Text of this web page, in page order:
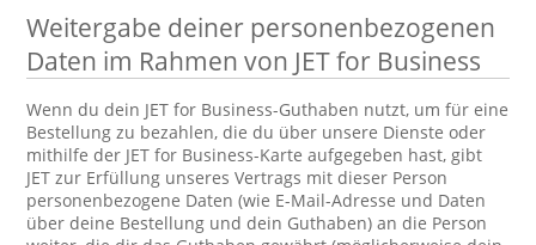
Weitergabe deiner personenbezogenen
Daten im Rahmen von JET for Business
Wenn du dein JET for Business-Guthaben nutzt, um für eine
Bestellung zu bezahlen, die du über unsere Dienste oder
mithilfe der JET for Business-Karte aufgegeben hast, gibt
JET zur Erfüllung unseres Vertrags mit dieser Person
personenbezogene Daten (wie E-Mail-Adresse und Daten
über deine Bestellung und dein Guthaben) an die Person